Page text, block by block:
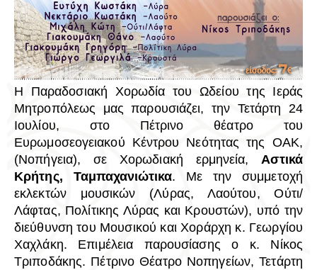
Η Παραδοσιακή Χορωδία του Ωδείου της Ιεράς
Μητροπόλεως μας παρουσιάζει, την Τετάρτη 24
Ιουλίου, στο Πέτρινο θέατρο του
Ευρωμοσεογειακού Κέντρου Νεότητας της ΟΑΚ,
(Νοπήγεια), σε Χορωδιακή ερμηνεία,Αστικά
Κρήτης, Ταμπαχανιώτικα. Με την συμμετοχή
εκλεκτών μουσικών (Λύρας, Λαούτου, Ούτι/
Λάφτας, Πολίτικης Λύρας και Κρουστών), υπό την
διεύθυνση του Μουσικού και Χοράρχη κ. Γεωργίου
Χαχλάκη. Επιμέλεια παρουσίασης ο κ. Νίκος
Τριποδάκης. Πέτρινο Θέατρο Νοπηγείων, Τετάρτη